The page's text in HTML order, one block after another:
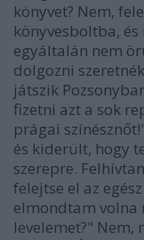
könyvet? Nem,
könyvesboltba,
egyáltalán nem
dolgozni
játszik
fizetni azt a sok
prágai
és kiderült, hogy
szerepre.
felejtse el az
elmondtam volna
levelemet?"